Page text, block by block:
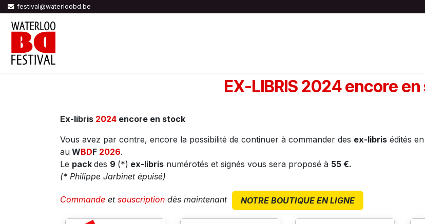
Se rendre au contenu
festival@waterloobd.be
EX-LIBRIS 2024 encore
Ex-libris 2024 encore en stock
Vous avez par contre, encore la possibilité de continuer à commander des ex-libris édités en
au WBDF 2026.
Le pack des 9 (*) ex-libris numérotés et signés vous sera proposé à 55 €.
(* Philippe Jarbinet épuisé)
Commande et souscription dès maintenant NOTRE BOUTIQUE EN LIGNE